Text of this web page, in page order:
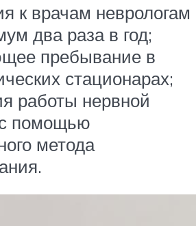
к врачам неврологам
два раза в год;
пребывание в
стационарах;
работы нервной
помощью
метода